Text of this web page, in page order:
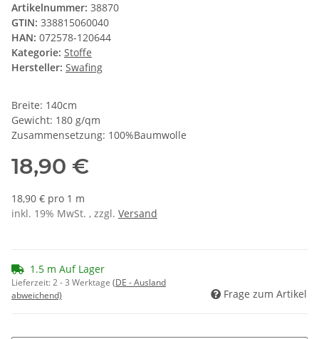
Artikelnummer: 38870
GTIN: 338815060040
HAN: 072578-120644
Kategorie: Stoffe
Hersteller: Swafing
Breite: 140cm
Gewicht: 180 g/qm
Zusammensetzung: 100%Baumwolle
18,90 €
18,90 € pro 1 m
inkl. 19% MwSt. , zzgl. Versand
1.5 m Auf Lager
Lieferzeit:2 - 3 Werktage (DE - Ausland
abweichend)
Frage zum Artikel